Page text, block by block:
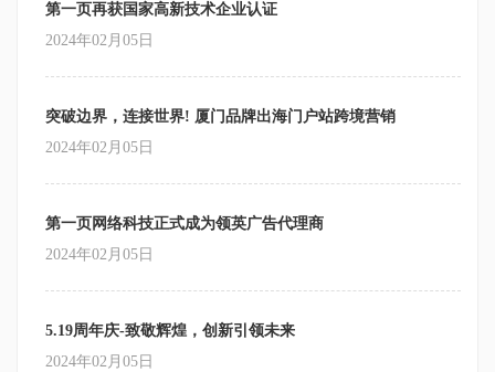
第一页再获国家高新技术企业认证
2024年02月05日
突破边界，连接世界! 厦门品牌出海门户站跨境营销
2024年02月05日
第一页网络科技正式成为领英广告代理商
2024年02月05日
5.19周年庆-致敬辉煌，创新引领未来
2024年02月05日